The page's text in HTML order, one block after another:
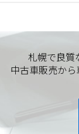
札幌で良質
中古車販売か